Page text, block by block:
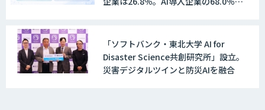
Dify構築サービス
「ソフトバンク・東北大学 AI for
Disaster Science共創研究所」設立。
災害デジタルツインと防災AIを融合